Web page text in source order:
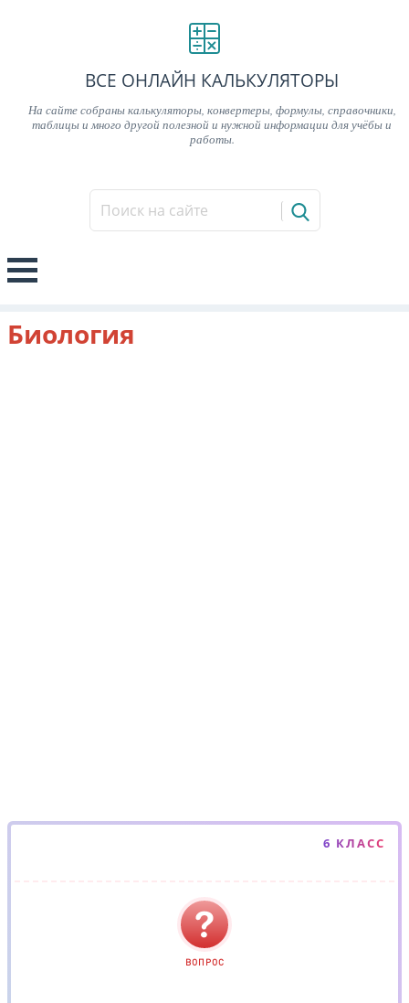
ВСЕ ОНЛАЙН КАЛЬКУЛЯТОРЫ
На сайте собраны калькуляторы, конвертеры, формулы, справочники,
таблицы и много другой полезной и нужной информации для учёбы и
работы.
Биология
6 КЛАСС
ВОПРОС